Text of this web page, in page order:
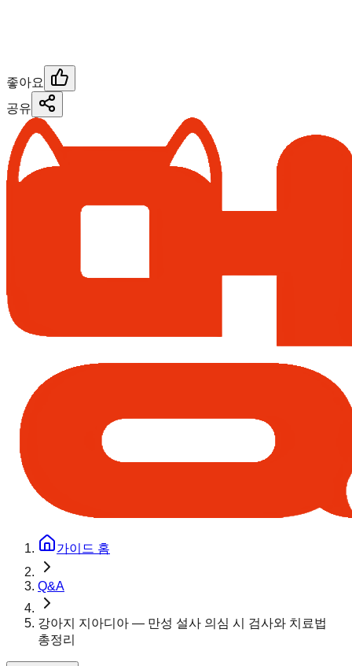
좋아요
공유
가이드 홈
Q&A
강아지 지아디아 — 만성 설사 의심 시 검사와 치료법
총정리